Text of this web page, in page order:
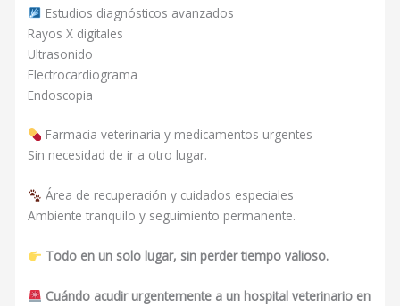
Estudios diagnósticos avanzados
Rayos X digitales
Ultrasonido
Electrocardiograma
Endoscopia
Farmacia veterinaria y medicamentos urgentes
Sin necesidad de ir a otro lugar.
Área de recuperación y cuidados especiales
Ambiente tranquilo y seguimiento permanente.
Todo en un solo lugar, sin perder tiempo valioso.
Cuándo acudir urgentemente a un hospital veterinario en